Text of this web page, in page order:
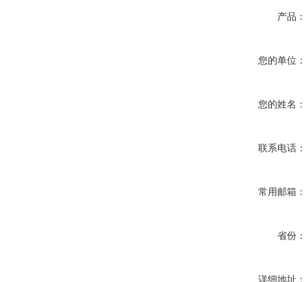
产品：
您的单位：
您的姓名：
联系电话：
常用邮箱：
省份：
详细地址：